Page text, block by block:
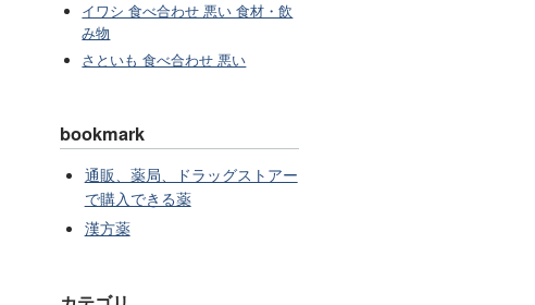
イワシ 食べ合わせ 悪い 食材・飲
み物
さといも 食べ合わせ 悪い
bookmark
通販、薬局、ドラッグストアー
で購入できる薬
漢方薬